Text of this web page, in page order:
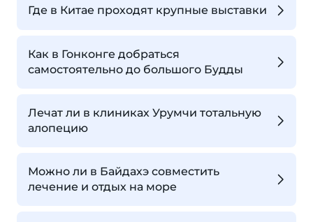
Где в Китае проходят крупные выставки
Как в Гонконге добраться
самостоятельно до большого Будды
Лечат ли в клиниках Урумчи тотальную
алопецию
Можно ли в Байдахэ совместить
лечение и отдых на море